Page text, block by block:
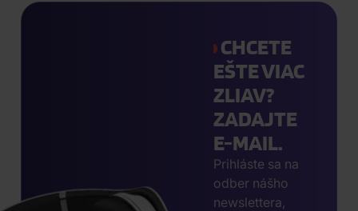
CHCETE
EŠTE VIAC
ZLIAV?
ZADAJTE
E-MAIL.
Prihláste sa na
odber nášho
newslettera,